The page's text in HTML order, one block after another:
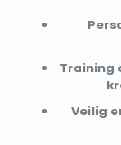
Training
Veilig